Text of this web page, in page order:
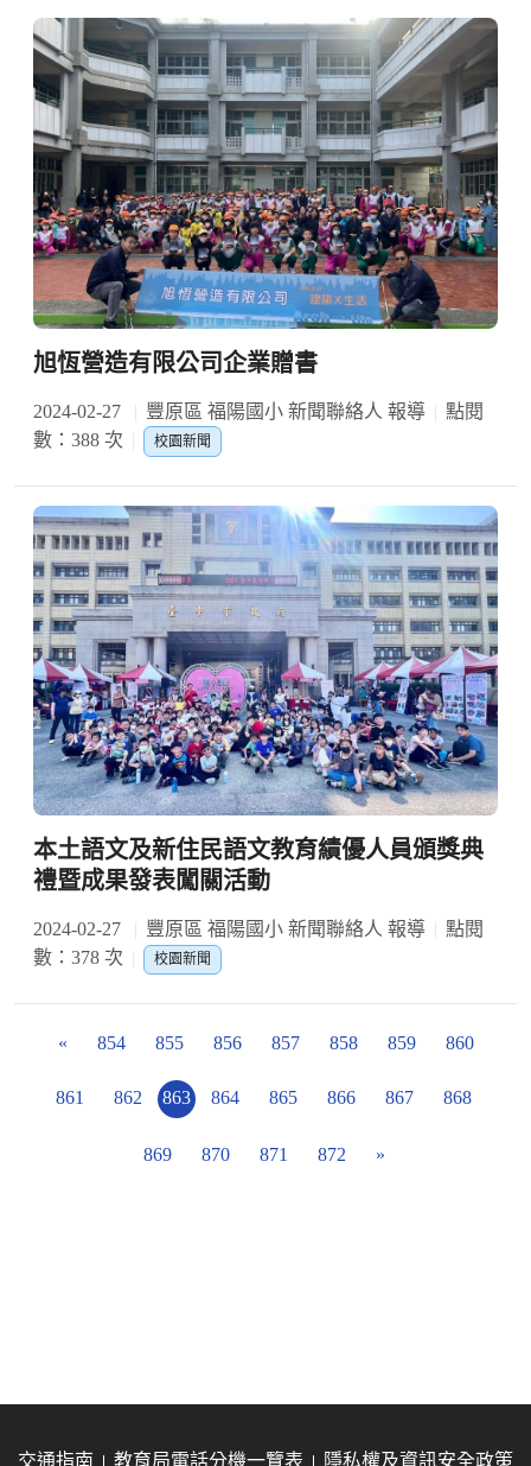
旭恆營造有限公司企業贈書
2024-02-27 豐原區 福陽國小 新聞聯絡人 報導
點閱
數：388 次
校園新聞
本土語文及新住民語文教育績優人員頒獎典
禮暨成果發表闖關活動
2024-02-27 豐原區 福陽國小 新聞聯絡人 報導
點閱
數：378 次
校園新聞
« 854 855 856 857 858 859 860
861 862 863 864 865 866 867 868
869 870 871 872 »
交通指南 教育局電話分機一覽表 隱私權及資訊安全政策